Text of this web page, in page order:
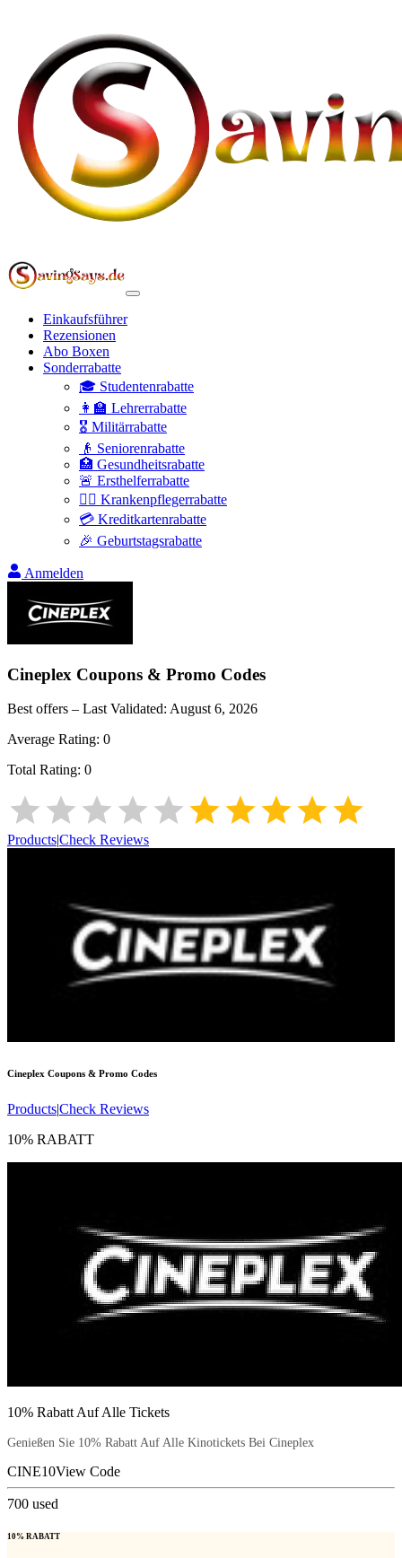
Einkaufsführer
Rezensionen
Abo Boxen
Sonderrabatte
🎓 Studentenrabatte
👩‍🏫 Lehrerrabatte
🎖️ Militärrabatte
👴 Seniorenrabatte
🏥 Gesundheitsrabatte
🚨 Ersthelferrabatte
👩‍⚕️ Krankenpflegerrabatte
💳 Kreditkartenrabatte
🎉 Geburtstagsrabatte
Anmelden
Cineplex Coupons & Promo Codes
Best offers – Last Validated: August 6, 2026
Average Rating: 0
Total Rating: 0
Products|Check Reviews
Cineplex Coupons & Promo Codes
Products|Check Reviews
10% RABATT
10% Rabatt Auf Alle Tickets
Genießen Sie 10% Rabatt Auf Alle Kinotickets Bei Cineplex
CINE10View Code
700 used
10% RABATT